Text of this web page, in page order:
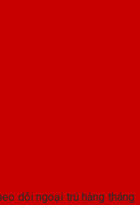
dõi ngoại trú hàng tháng